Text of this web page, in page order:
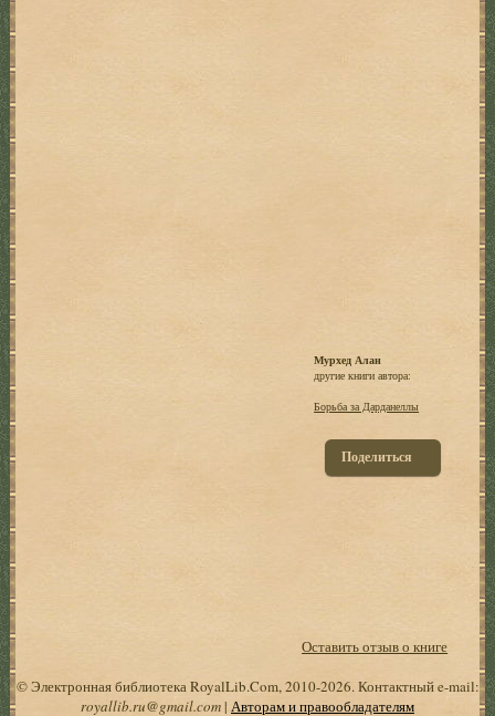
Мурхед Алан
другие книги автора:
Борьба за Дарданеллы
Поделиться
Оставить отзыв о книге
© Электронная библиотека RoyalLib.Com, 2010-2026. Контактный e-mail:
royallib.ru@gmail.com| Авторам и правообладателям